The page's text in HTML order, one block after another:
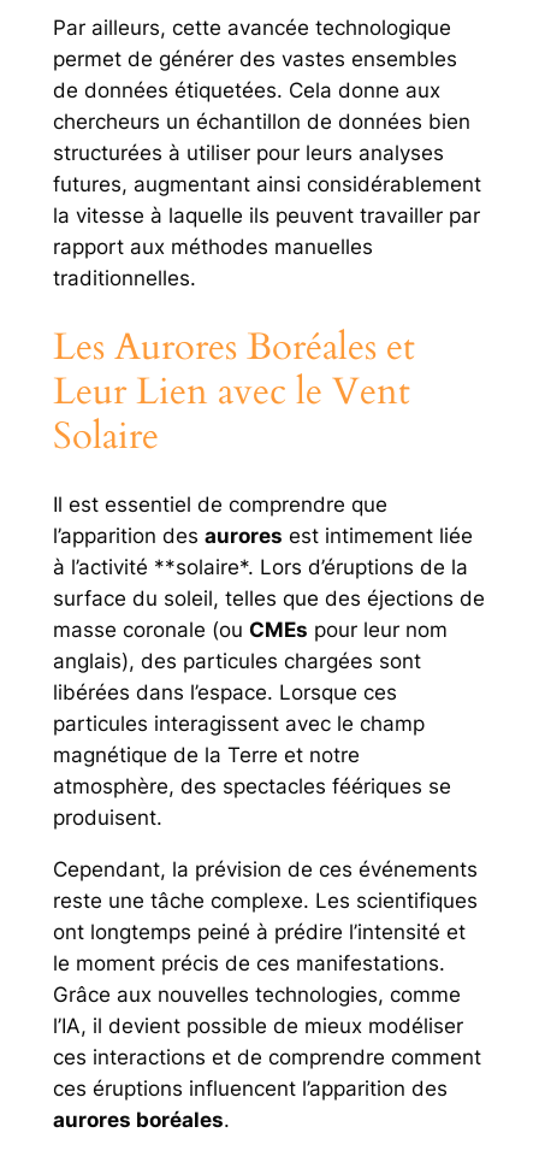
Par ailleurs, cette avancée technologique
permet de générer des vastes ensembles
de données étiquetées. Cela donne aux
chercheurs un échantillon de données bien
structurées à utiliser pour leurs analyses
futures, augmentant ainsi considérablement
la vitesse à laquelle ils peuvent travailler par
rapport aux méthodes manuelles
traditionnelles.
Les Aurores Boréales et
Leur Lien avec le Vent
Solaire
Il est essentiel de comprendre que
l’apparition des aurores est intimement liée
à l’activité **solaire*. Lors d’éruptions de la
surface du soleil, telles que des éjections de
masse coronale (ou CMEs pour leur nom
anglais), des particules chargées sont
libérées dans l’espace. Lorsque ces
particules interagissent avec le champ
magnétique de la Terre et notre
atmosphère, des spectacles féériques se
produisent.
Cependant, la prévision de ces événements
reste une tâche complexe. Les scientifiques
ont longtemps peiné à prédire l’intensité et
le moment précis de ces manifestations.
Grâce aux nouvelles technologies, comme
l’IA, il devient possible de mieux modéliser
ces interactions et de comprendre comment
ces éruptions influencent l’apparition des
aurores boréales.